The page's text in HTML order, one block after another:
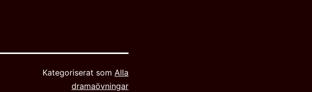
Kategoriserat som Alla
dramaövningar